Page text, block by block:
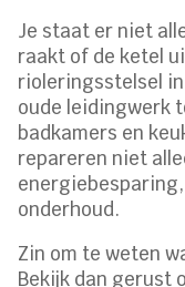
Je staat er niet
raakt of de ketel
rioleringsstelsel
oude leidingwerk
badkamers en
repareren niet
onderhoud.
Zin om te weten
Bekijk dan gerust